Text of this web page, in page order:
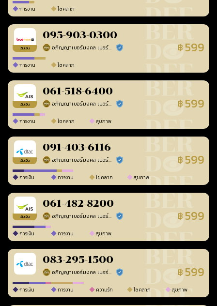
การงาน โชคลาภ
เติมเงิน
095-903-0300
อภิญญาเบอร์มงคล เบอร์สวยเลขศาสตร์ ร้านยืนยันแล้ว ฿ 599
การงาน โชคลาภ
เติมเงิน
061-518-6400
อภิญญาเบอร์มงคล เบอร์สวยเลขศาสตร์ ร้านยืนยันแล้ว ฿ 599
การงาน โชคลาภ สุขภาพ
เติมเงิน
091-403-6116
อภิญญาเบอร์มงคล เบอร์สวยเลขศาสตร์ ร้านยืนยันแล้ว ฿ 599
การเงิน การงาน โชคลาภ สุขภาพ
เติมเงิน
061-482-8200
อภิญญาเบอร์มงคล เบอร์สวยเลขศาสตร์ ร้านยืนยันแล้ว ฿ 599
การเงิน การงาน สุขภาพ
083-295-1500
อภิญญาเบอร์มงคล เบอร์สวยเลขศาสตร์ ร้านยืนยันแล้ว ฿ 599
การเงิน การงาน ความรัก โชคลาภ สุขภาพ